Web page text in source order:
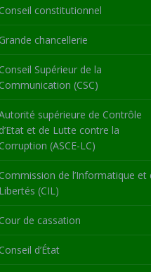
constitutionnel
Grande chancellerie
Supérieur de la
(CSC)
supérieure de Contrôle
d’Etat et de Lutte contre la
(ASCE-LC)
de l’Informatique et
Libertés (CIL)
de cassation
d’État